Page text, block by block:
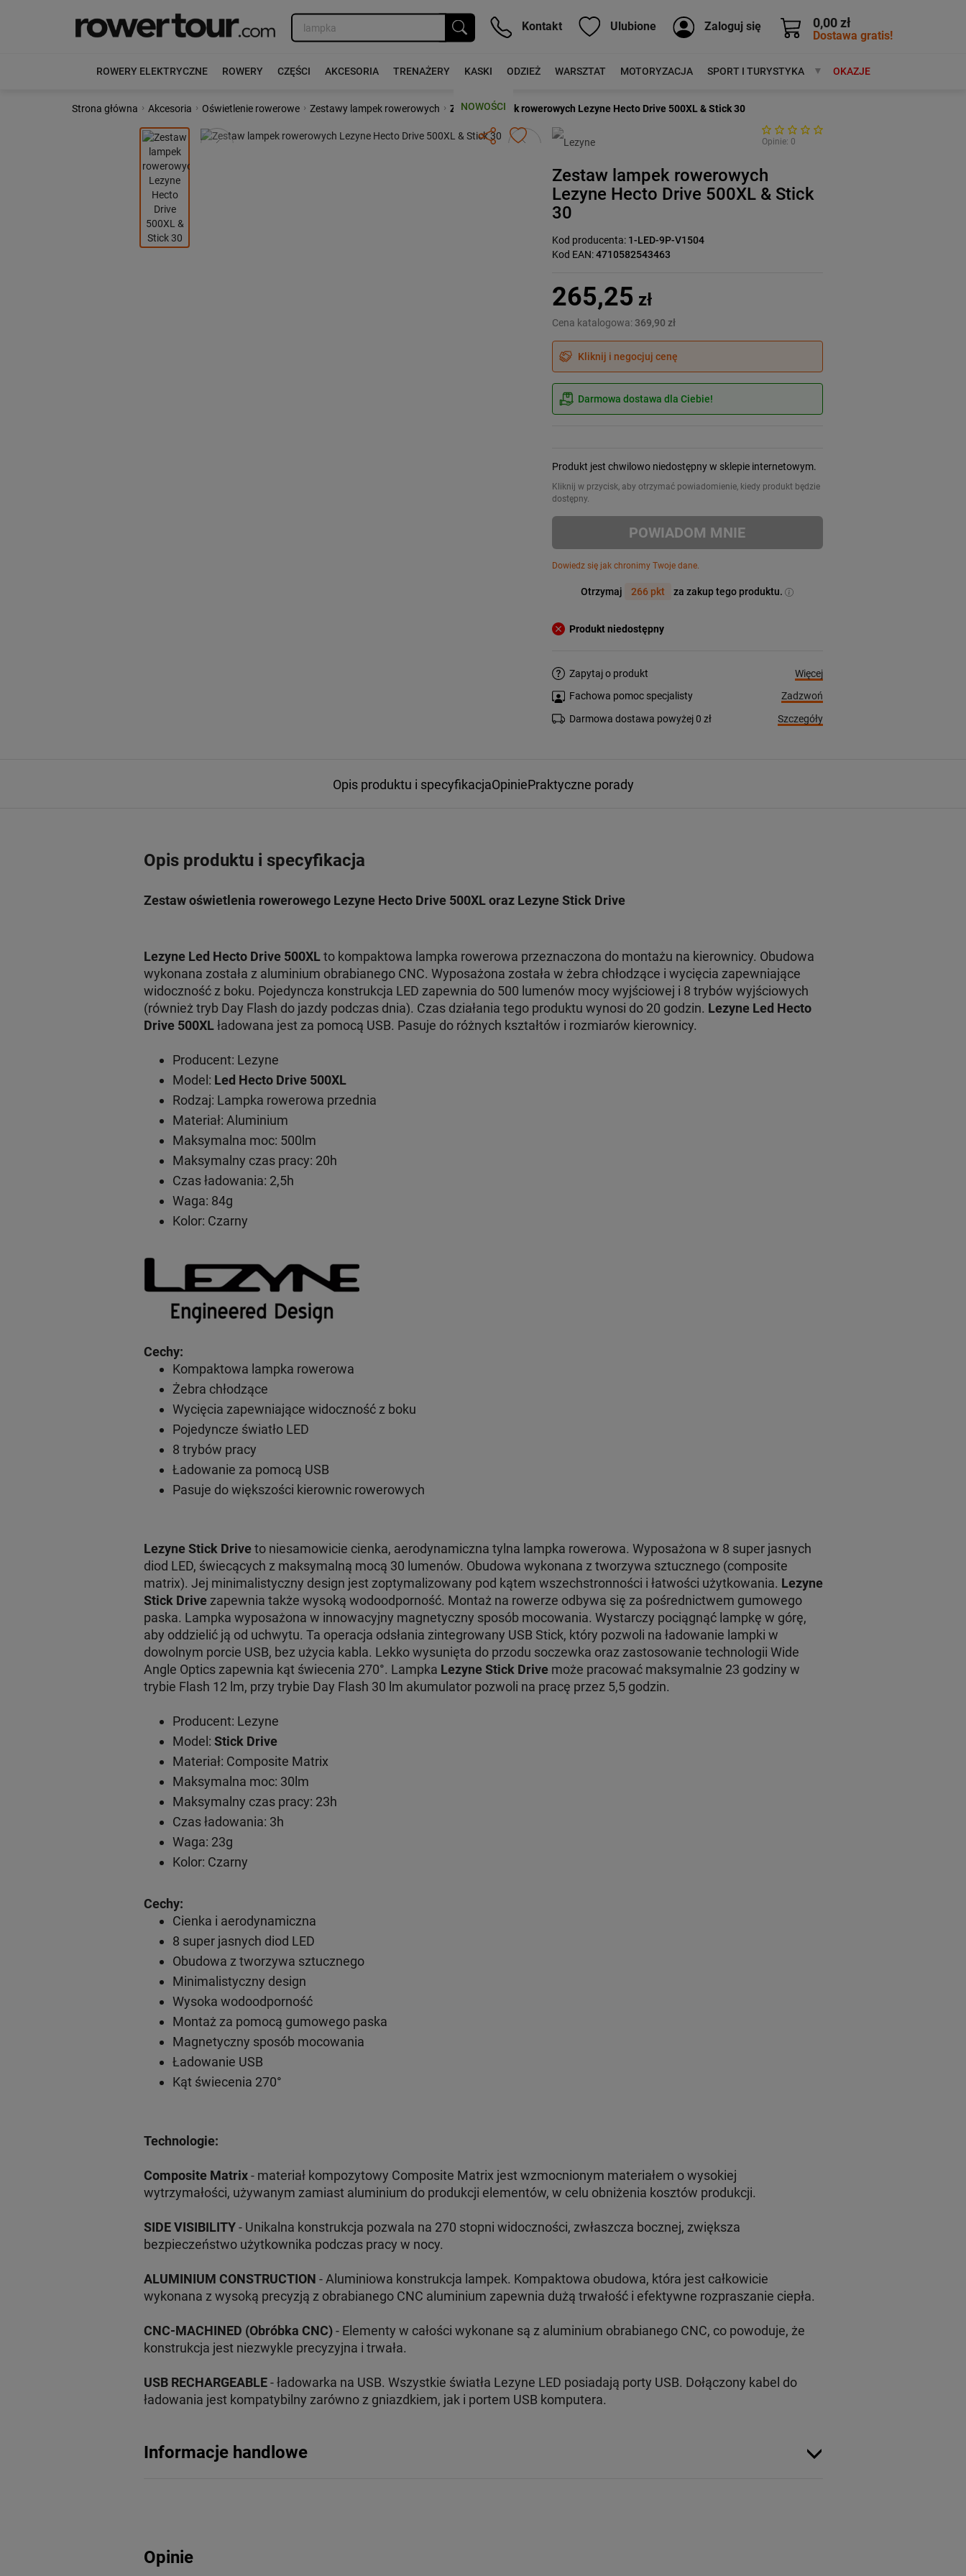
0,00 zł
Dostawa gratis!
Kontakt Ulubione Zaloguj się
ROWERY ELEKTRYCZNE ROWERY CZĘŚCI AKCESORIA TRENAŻERY KASKI ODZIEŻ WARSZTAT MOTORYZACJA SPORT I TURYSTYKA MARKIOKAZJE
NOWOŚCI
Strona główna › Akcesoria › Oświetlenie rowerowe › Zestawy lampek rowerowych › Zestaw lampek rowerowych Lezyne Hecto Drive 500XL & Stick 30
Poprzedni Następny Opinie: 0
Zestaw lampek rowerowych
Lezyne Hecto Drive 500XL & Stick
30
Kod producenta: 1-LED-9P-V1504
Kod EAN:4710582543463
265,25 zł
Cena katalogowa: 369,90 zł
Kliknij i negocjuj cenę
Darmowa dostawa dla Ciebie!
Produkt jest chwilowo niedostępny w sklepie internetowym.
Kliknij w przycisk, aby otrzymać powiadomienie, kiedy produkt będzie
dostępny.
POWIADOM MNIE
Dowiedz się jak chronimy Twoje dane.
Otrzymaj 266 pkt za zakup tego produktu.
Produkt niedostępny
Zapytaj o produkt
Więcej
Fachowa pomoc specjalisty
Zadzwoń
Darmowa dostawa powyżej 0 zł
Szczegóły
Opis produktu i specyfikacjaOpiniePraktyczne porady
Opis produktu i specyfikacja
Zestaw oświetlenia rowerowego Lezyne Hecto Drive 500XL oraz Lezyne Stick Drive
Lezyne Led Hecto Drive 500XLto kompaktowa lampka rowerowa przeznaczona do montażu na kierownicy. Obudowa
wykonana została z aluminium obrabianego CNC. Wyposażona została w żebra chłodzące i wycięcia zapewniające
widoczność z boku. Pojedyncza konstrukcja LED zapewnia do 500 lumenów mocy wyjściowej i 8 trybów wyjściowych
(również tryb Day Flash do jazdy podczas dnia). Czas działania tego produktu wynosi do 20 godzin. Lezyne Led Hecto
Drive 500XLładowana jest za pomocą USB. Pasuje do różnych kształtów i rozmiarów kierownicy.
Producent: Lezyne
Model: Led Hecto Drive 500XL
Rodzaj: Lampka rowerowa przednia
Materiał: Aluminium
Maksymalna moc: 500lm
Maksymalny czas pracy: 20h
Czas ładowania: 2,5h
Waga: 84g
Kolor: Czarny
Cechy:
Kompaktowa lampka rowerowa
Żebra chłodzące
Wycięcia zapewniające widoczność z boku
Pojedyncze światło LED
8 trybów pracy
Ładowanie za pomocą USB
Pasuje do większości kierownic rowerowych
Lezyne Stick Driveto niesamowicie cienka, aerodynamiczna tylna lampka rowerowa. Wyposażona w 8 super jasnych
diod LED, świecących z maksymalną mocą 30 lumenów. Obudowa wykonana z tworzywa sztucznego (composite
matrix). Jej minimalistyczny design jest zoptymalizowany pod kątem wszechstronności i łatwości użytkowania. Lezyne
Stick Drivezapewnia także wysoką wodoodporność. Montaż na rowerze odbywa się za pośrednictwem gumowego
paska. Lampka wyposażona w innowacyjny magnetyczny sposób mocowania. Wystarczy pociągnąć lampkę w górę,
aby oddzielić ją od uchwytu. Ta operacja odsłania zintegrowany USB Stick, który pozwoli na ładowanie lampki w
dowolnym porcie USB, bez użycia kabla. Lekko wysunięta do przodu soczewka oraz zastosowanie technologii Wide
Angle Optics zapewnia kąt świecenia 270°. Lampka Lezyne Stick Drivemoże pracować maksymalnie 23 godziny w
trybie Flash 12 lm, przy trybie Day Flash 30 lm akumulator pozwoli na pracę przez 5,5 godzin.
Producent: Lezyne
Model: Stick Drive
Materiał: Composite Matrix
Maksymalna moc: 30lm
Maksymalny czas pracy: 23h
Czas ładowania: 3h
Waga: 23g
Kolor: Czarny
Cechy:
Cienka i aerodynamiczna
8 super jasnych diod LED
Obudowa z tworzywa sztucznego
Minimalistyczny design
Wysoka wodoodporność
Montaż za pomocą gumowego paska
Magnetyczny sposób mocowania
Ładowanie USB
Kąt świecenia 270°
Technologie:
Composite Matrix- materiał kompozytowy Composite Matrix jest wzmocnionym materiałem o wysokiej
wytrzymałości, używanym zamiast aluminium do produkcji elementów, w celu obniżenia kosztów produkcji.
SIDE VISIBILITY- Unikalna konstrukcja pozwala na 270 stopni widoczności, zwłaszcza bocznej, zwiększa
bezpieczeństwo użytkownika podczas pracy w nocy.
ALUMINIUM CONSTRUCTION - Aluminiowa konstrukcja lampek. Kompaktowa obudowa, która jest całkowicie
wykonana z wysoką precyzją z obrabianego CNC aluminium zapewnia dużą trwałość i efektywne rozpraszanie ciepła.
CNC-MACHINED (Obróbka CNC)- Elementy w całości wykonane są z aluminium obrabianego CNC, co powoduje, że
konstrukcja jest niezwykle precyzyjna i trwała.
USB RECHARGEABLE- ładowarka na USB. Wszystkie światła Lezyne LED posiadają porty USB. Dołączony kabel do
ładowania jest kompatybilny zarówno z gniazdkiem, jak i portem USB komputera.
Informacje handlowe
Opinie